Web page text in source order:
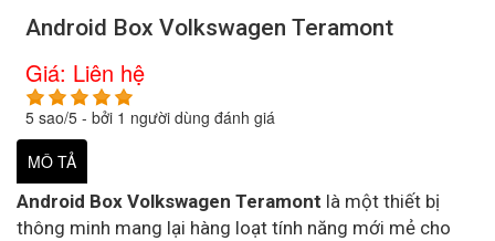
Android Box Volkswagen Teramont
Giá: Liên hệ
5 sao/5 - bởi 1 người dùng đánh giá
MÔ TẢ
Android Box Volkswagen Teramont là một thiết bị
thông minh mang lại hàng loạt tính năng mới mẻ cho